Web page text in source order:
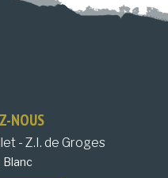
NOUS
- Z.I. de Groges